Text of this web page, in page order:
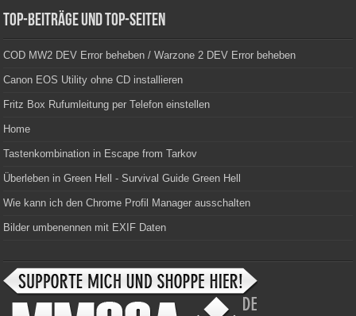
Top-Beiträge und Top-Seiten
COD MW2 DEV Error beheben / Warzone 2 DEV Error beheben
Canon EOS Utility ohne CD installieren
Fritz Box Rufumleitung per Telefon einstellen
Home
Tastenkombination in Escape from Tarkov
Überleben in Green Hell - Survival Guide Green Hell
Wie kann ich den Chrome Profil Manager ausschalten
Bilder umbenennen mit EXIF Daten